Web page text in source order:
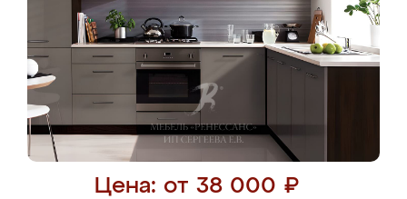
Цена: от 38 000 ₽